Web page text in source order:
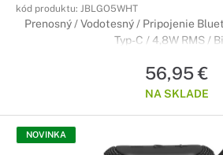
kód produktu: JBLGO5WHT
Prenosný / Vodotesný / Pripojenie
Typ-C / 4,8W RMS /
56,95 €
NA SKLADE
NOVINKA